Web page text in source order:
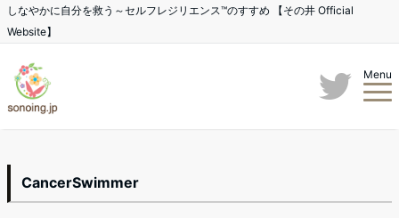
しなやかに自分を救う～セルフレジリエンス™のすすめ 【その井 Official
Website】
Menu
CancerSwimmer